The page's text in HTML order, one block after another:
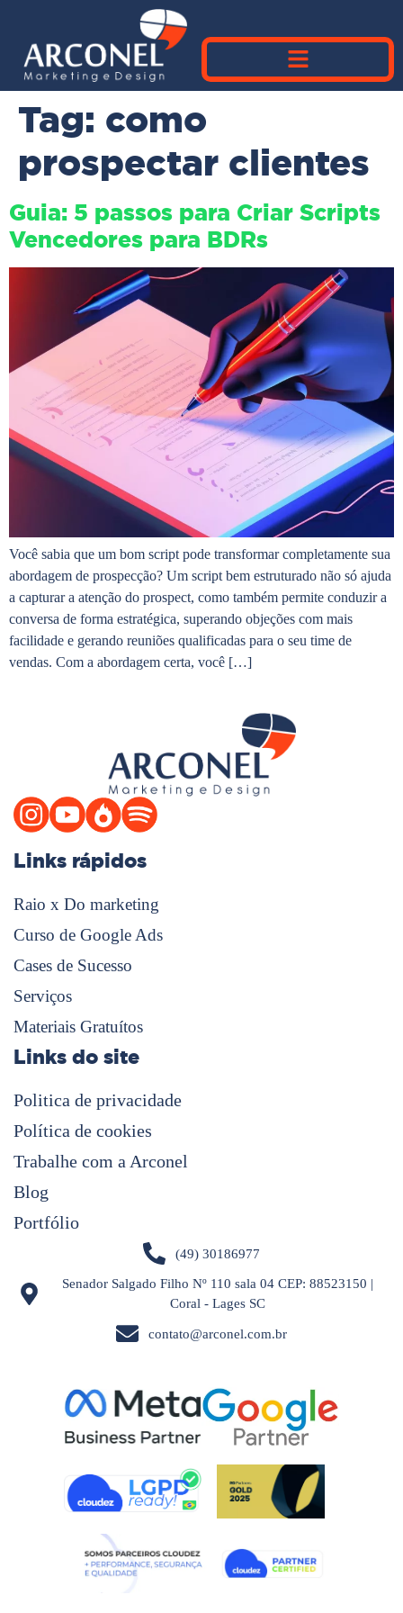
Tag: como
prospectar clientes
Guia: 5 passos para Criar Scripts
Vencedores para BDRs
Você sabia que um bom script pode transformar completamente sua
abordagem de prospecção? Um script bem estruturado não só ajuda
a capturar a atenção do prospect, como também permite conduzir a
conversa de forma estratégica, superando objeções com mais
facilidade e gerando reuniões qualificadas para o seu time de
vendas. Com a abordagem certa, você […]
Links rápidos
Raio x Do marketing
Curso de Google Ads
Cases de Sucesso
Serviços
Materiais Gratuítos
Links do site
Politica de privacidade
Política de cookies
Trabalhe com a Arconel
Blog
Portfólio
(49) 30186977
Senador Salgado Filho Nº 110 sala 04 CEP: 88523150 |
Coral - Lages SC
contato@arconel.com.br